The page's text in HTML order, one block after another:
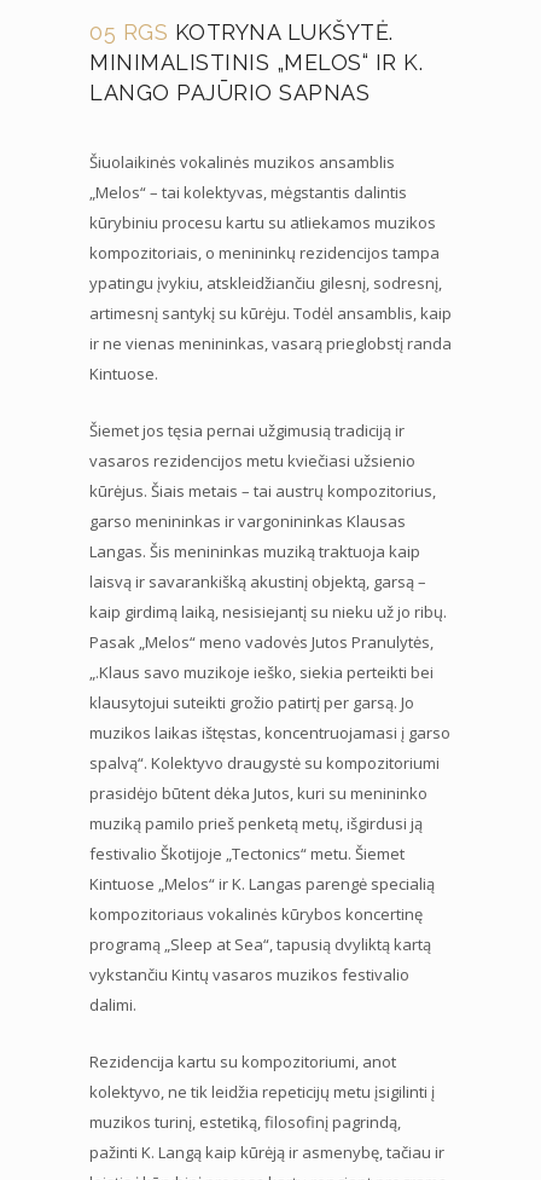
05 RGS KOTRYNA LUKŠYTĖ.
MINIMALISTINIS „MELOS“ IR K.
LANGO PAJŪRIO SAPNAS
Šiuolaikinės vokalinės muzikos ansamblis
„Melos“ – tai kolektyvas, mėgstantis dalintis
kūrybiniu procesu kartu su atliekamos muzikos
kompozitoriais, o menininkų rezidencijos tampa
ypatingu įvykiu, atskleidžiančiu gilesnį, sodresnį,
artimesnį santykį su kūrėju. Todėl ansamblis, kaip
ir ne vienas menininkas, vasarą prieglobstį randa
Kintuose.
Šiemet jos tęsia pernai užgimusią tradiciją ir
vasaros rezidencijos metu kviečiasi užsienio
kūrėjus. Šiais metais – tai austrų kompozitorius,
garso menininkas ir vargonininkas Klausas
Langas. Šis menininkas muziką traktuoja kaip
laisvą ir savarankišką akustinį objektą, garsą –
kaip girdimą laiką, nesisiejantį su nieku už jo ribų.
Pasak „Melos“ meno vadovės Jutos Pranulytės,
„.Klaus savo muzikoje ieško, siekia perteikti bei
klausytojui suteikti grožio patirtį per garsą. Jo
muzikos laikas ištęstas, koncentruojamasi į garso
spalvą“. Kolektyvo draugystė su kompozitoriumi
prasidėjo būtent dėka Jutos, kuri su menininko
muziką pamilo prieš penketą metų, išgirdusi ją
festivalio Škotijoje „Tectonics“ metu. Šiemet
Kintuose „Melos“ ir K. Langas parengė specialią
kompozitoriaus vokalinės kūrybos koncertinę
programą „Sleep at Sea“, tapusią dvyliktą kartą
vykstančiu Kintų vasaros muzikos festivalio
dalimi.
Rezidencija kartu su kompozitoriumi, anot
kolektyvo, ne tik leidžia repeticijų metu įsigilinti į
muzikos turinį, estetiką, filosofinį pagrindą,
pažinti K. Langą kaip kūrėją ir asmenybę, tačiau ir